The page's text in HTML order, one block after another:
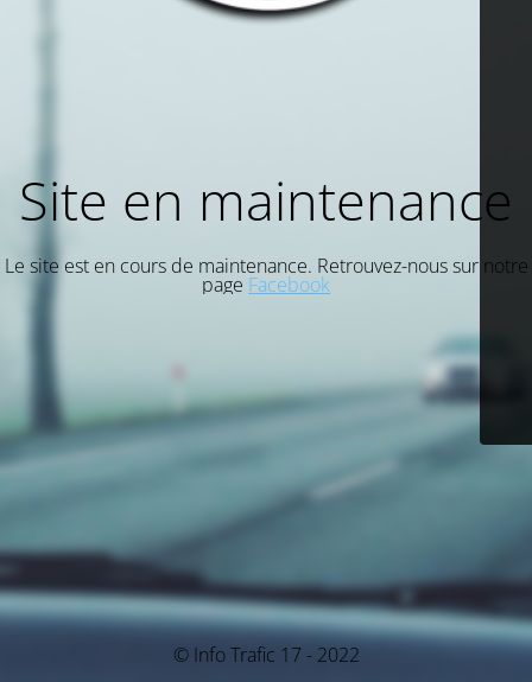
Site en maintenance
Le site est en cours de maintenance. Retrouvez-nous sur notre
page Facebook
© Info Trafic 17 - 2022